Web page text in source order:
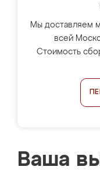
Мы доставляем
всей
Стоимость
Ваша